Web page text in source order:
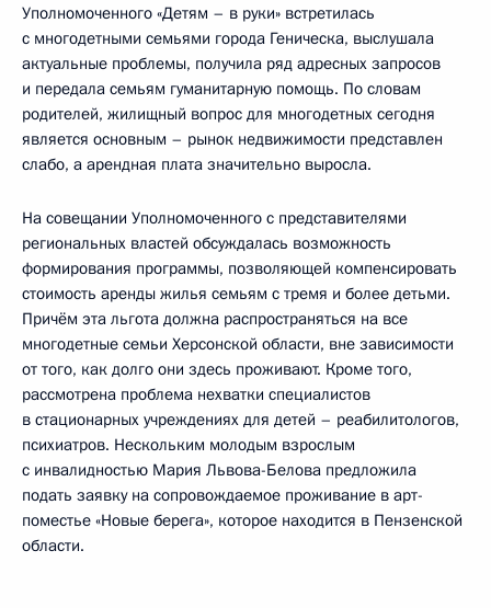
Уполномоченного «Детям – в руки» встретилась
с многодетными семьями города Геническа, выслушала
актуальные проблемы, получила ряд адресных запросов
и передала семьям гуманитарную помощь. По словам
родителей, жилищный вопрос для многодетных сегодня
является основным – рынок недвижимости представлен
слабо, а арендная плата значительно выросла.
На совещании Уполномоченного с представителями
региональных властей обсуждалась возможность
формирования программы, позволяющей компенсировать
стоимость аренды жилья семьям с тремя и более детьми.
Причём эта льгота должна распространяться на все
многодетные семьи Херсонской области, вне зависимости
от того, как долго они здесь проживают. Кроме того,
рассмотрена проблема нехватки специалистов
в стационарных учреждениях для детей – реабилитологов,
психиатров. Нескольким молодым взрослым
с инвалидностью Мария Львова-Белова предложила
подать заявку на сопровождаемое проживание в арт-
поместье «Новые берега», которое находится в Пензенской
области.